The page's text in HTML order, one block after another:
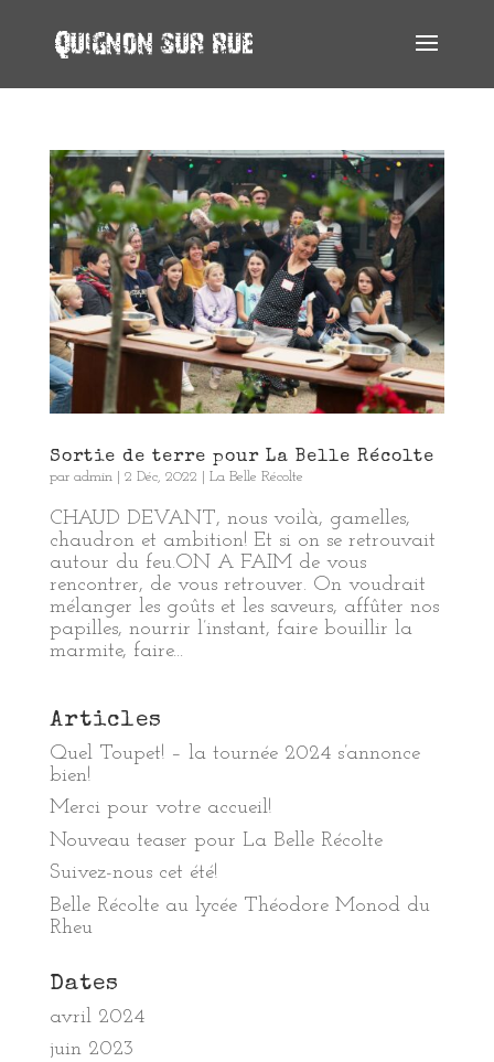
Sortie de terre pour La Belle Récolte
par admin| 2 Déc, 2022 La Belle Récolte
CHAUD DEVANT, nous voilà, gamelles,
chaudron et ambition! Et si on se retrouvait
autour du feu.ON A FAIM de vous
rencontrer, de vous retrouver. On voudrait
mélanger les goûts et les saveurs, affûter nos
papilles, nourrir l’instant, faire bouillir la
marmite, faire...
Articles
Quel Toupet! – la tournée 2024 s’annonce
bien!
Merci pour votre accueil!
Nouveau teaser pour La Belle Récolte
Suivez-nous cet été!
Belle Récolte au lycée Théodore Monod du
Rheu
Dates
avril 2024
juin 2023